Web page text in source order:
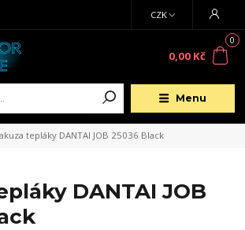
Menu
CZK
0
0,00 Kč
tepláky DANTAI JOB 25036 Black
DANTAI JOB